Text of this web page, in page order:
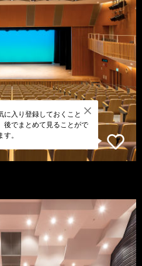
に入り登録しておくこと
後でまとめて見ることがで
す。